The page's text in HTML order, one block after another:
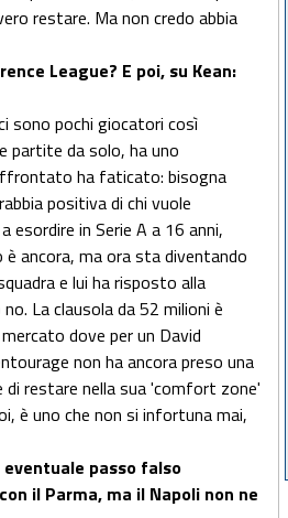
restare. Ma non credo abbia
League? E poi, su Kean:
sono pochi giocatori così
partite da solo, ha uno
ha faticato: bisogna
positiva di chi vuole
in Serie A a 16 anni,
ancora, ma ora sta diventando
e lui ha risposto alla
La clausola da 52 milioni è
dove per un David
non ha ancora preso una
restare nella sua 'comfort zone'
è uno che non si infortuna mai,
passo falso
il Parma, ma il Napoli non ne